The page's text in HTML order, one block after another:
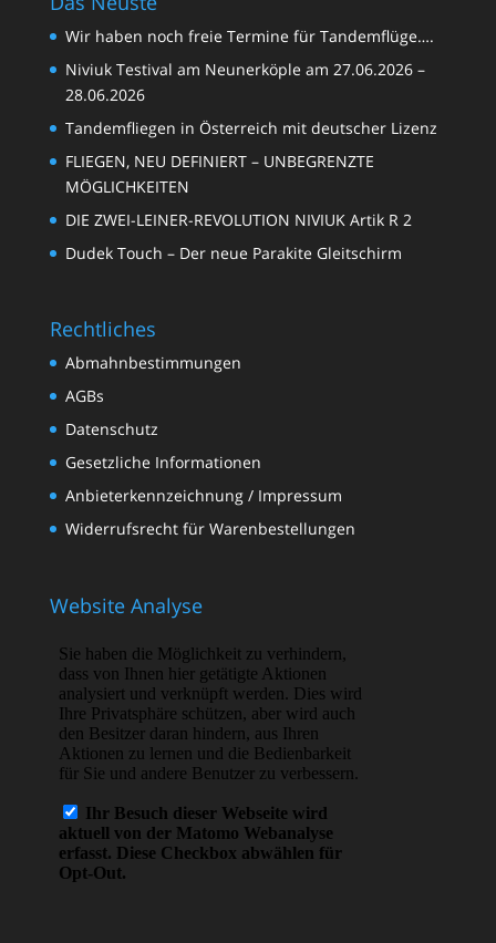
Wir haben noch freie Termine für Tandemflüge….
Niviuk Testival am Neunerköple am 27.06.2026 –
28.06.2026
Tandemfliegen in Österreich mit deutscher Lizenz
FLIEGEN, NEU DEFINIERT – UNBEGRENZTE
MÖGLICHKEITEN
DIE ZWEI-LEINER-REVOLUTION NIVIUK Artik R 2
Dudek Touch – Der neue Parakite Gleitschirm
Rechtliches
Abmahnbestimmungen
AGBs
Datenschutz
Gesetzliche Informationen
Anbieterkennzeichnung / Impressum
Widerrufsrecht für Warenbestellungen
Website Analyse